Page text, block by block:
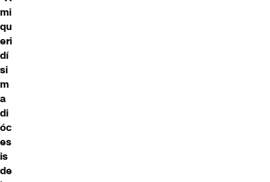
mi
qu
eri
dí
si
m
a
di
óc
es
is
de